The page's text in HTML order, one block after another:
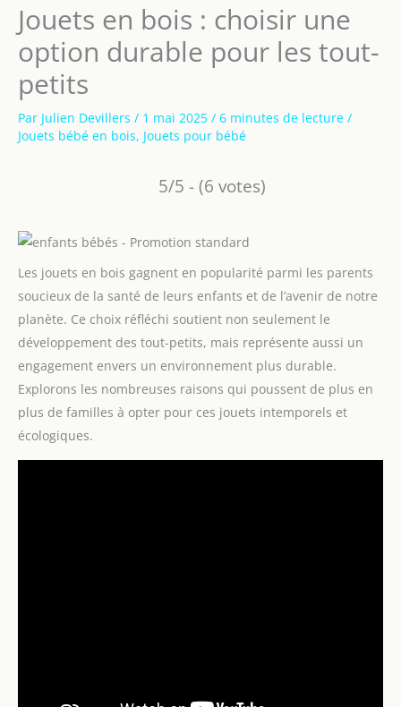
Jouets en bois : choisir une
option durable pour les tout-
petits
Par Julien Devillers / 1 mai 2025 / 6 minutes de lecture /
Jouets bébé en bois, Jouets pour bébé
5/5 - (6 votes)
Les jouets en bois gagnent en popularité parmi les parents
soucieux de la santé de leurs enfants et de l’avenir de notre
planète. Ce choix réfléchi soutient non seulement le
développement des tout-petits, mais représente aussi un
engagement envers un environnement plus durable.
Explorons les nombreuses raisons qui poussent de plus en
plus de familles à opter pour ces jouets intemporels et
écologiques.